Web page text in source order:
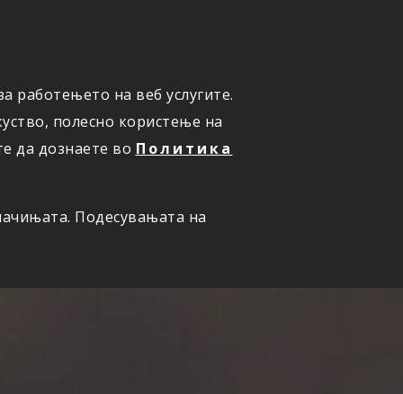
работењето на веб услугите.
полесно користење на
да дознаете во Политика
Подесувањата на